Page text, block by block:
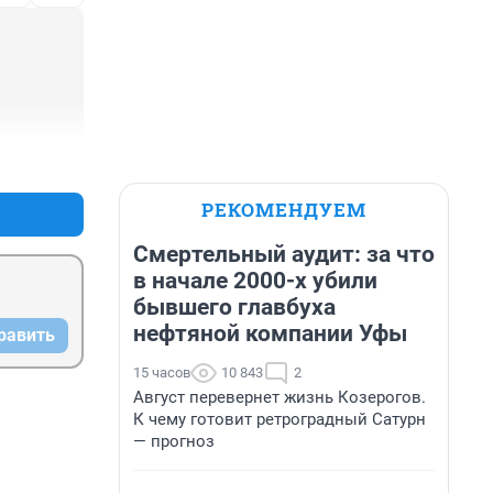
—
РЕКОМЕНДУЕМ
Смертельный аудит: за что
в начале 2000-х убили
бывшего главбуха
нефтяной компании Уфы
15 часов 10 843 2
Август перевернет жизнь Козерогов.
К чему готовит ретроградный Сатурн
— прогноз